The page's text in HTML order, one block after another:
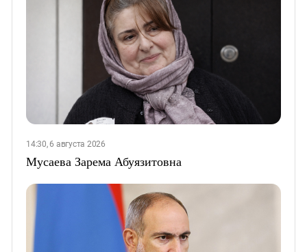
14:30, 6 августа 2026
Мусаева Зарема Абуязитовна